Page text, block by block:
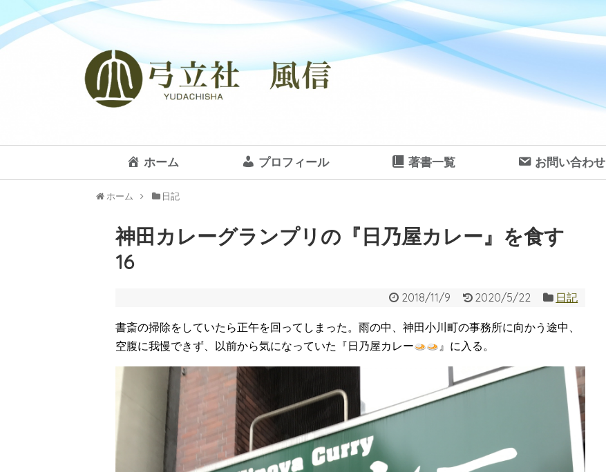
ホーム プロフィール 著書一覧 お問い合わせ
ホーム 日記
神田カレーグランプリの『日乃屋カレー』を食す
16
2018/11/9 2020/5/22 日記
書斎の掃除をしていたら正午を回ってしまった。雨の中、神田小川町の事務所に向かう途中、
空腹に我慢できず、以前から気になっていた『日乃屋カレー
』に入る。